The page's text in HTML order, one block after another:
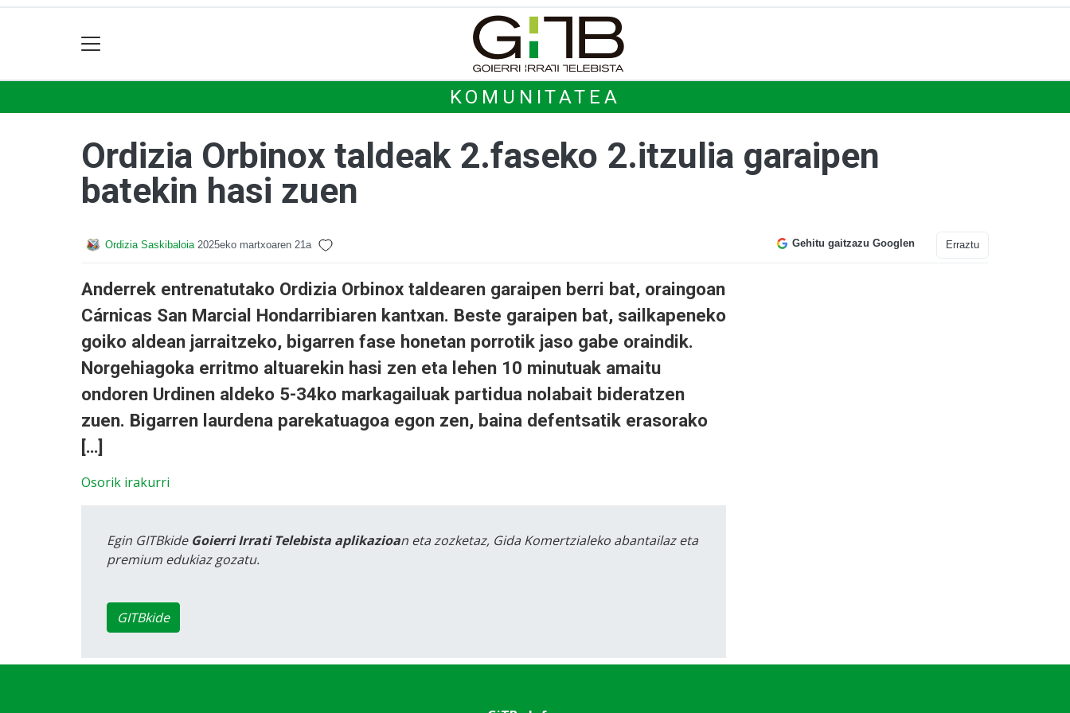
KOMUNITATEA
Ordizia Orbinox taldeak 2.faseko 2.itzulia garaipen
batekin hasi zuen
Ordizia Saskibaloia 2025eko martxoaren 21a Gehitu gaitzazu Googlen Erraztu
Anderrek entrenatutako Ordizia Orbinox taldearen garaipen berri bat, oraingoan
Cárnicas San Marcial Hondarribiaren kantxan. Beste garaipen bat, sailkapeneko
goiko aldean jarraitzeko, bigarren fase honetan porrotik jaso gabe oraindik.
Norgehiagoka erritmo altuarekin hasi zen eta lehen 10 minutuak amaitu
ondoren Urdinen aldeko 5-34ko markagailuak partidua nolabait bideratzen
zuen. Bigarren laurdena parekatuagoa egon zen, baina defentsatik erasorako
[…]
Osorik irakurri
Egin GITBkide Goierri Irrati Telebista aplikazioan eta zozketaz, Gida Komertzialeko abantailaz eta
premium edukiaz gozatu.
GITBkide